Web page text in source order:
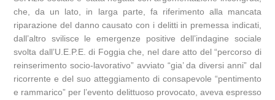
che, da un lato, in larga parte, fa riferimento alla mancata
riparazione del danno causato con i delitti in premessa indicati,
dall’altro svilisce le emergenze positive dell’indagine sociale
svolta dall’U.E.P.E. di Foggia che, nel dare atto del “percorso di
reinserimento socio-lavorativo” avviato “gia’ da diversi anni” dal
ricorrente e del suo atteggiamento di consapevole “pentimento
e rammarico” per l’evento delittuoso provocato, aveva espresso